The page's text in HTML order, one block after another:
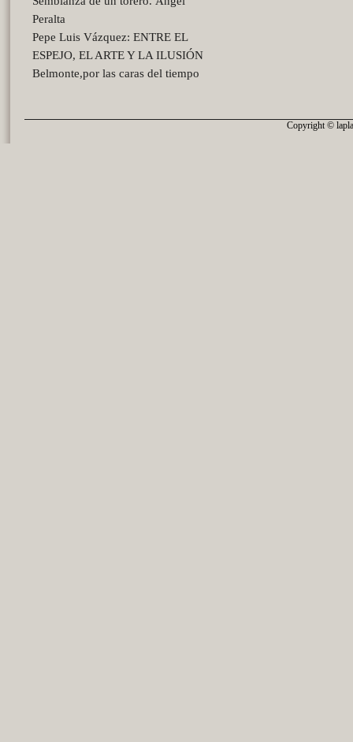
Peralta
Pepe Luis Vázquez: ENTRE EL
ESPEJO, EL ARTE Y LA ILUSIÓN
Belmonte,por las caras del tiempo
Copyright ©